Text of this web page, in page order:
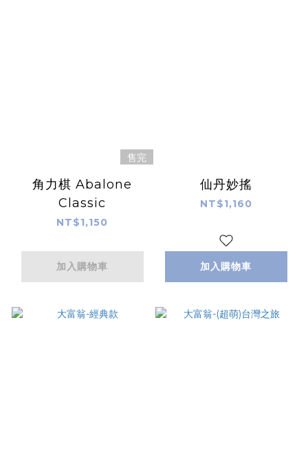
售完
角力棋 Abalone
Classic
NT$1,150
加入購物車
仙丹妙搖
NT$1,160
加入購物車